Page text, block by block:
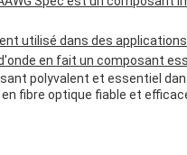
utilisé dans des
en fait un composant
polyvalent et essentiel
fibre optique fiable et